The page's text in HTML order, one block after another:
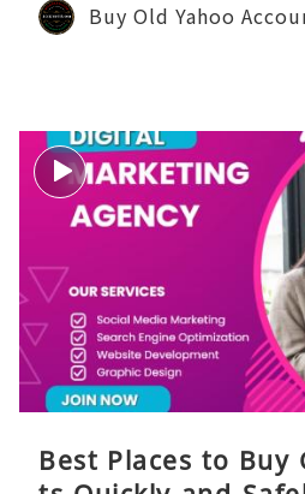
Buy Old Yahoo
Best Places to Buy